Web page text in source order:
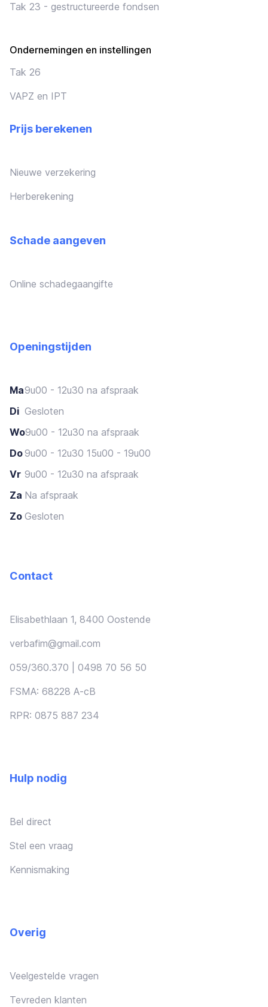
Tak 23 - gestructureerde fondsen
Ondernemingen en instellingen
Tak 26
VAPZ en IPT
Prijs berekenen
Nieuwe verzekering
Herberekening
Schade aangeven
Online schadegaangifte
Openingstijden
Ma9u00 - 12u30 na afspraak
Di Gesloten
Wo9u00 - 12u30 na afspraak
Do9u00 - 12u30 15u00 - 19u00
Vr 9u00 - 12u30 na afspraak
Za Na afspraak
Zo Gesloten
Contact
Elisabethlaan 1, 8400 Oostende
verbafim@gmail.com
059/360.370 | 0498 70 56 50
FSMA: 68228 A-cB
RPR: 0875 887 234
Hulp nodig
Bel direct
Stel een vraag
Kennismaking
Overig
Veelgestelde vragen
Tevreden klanten